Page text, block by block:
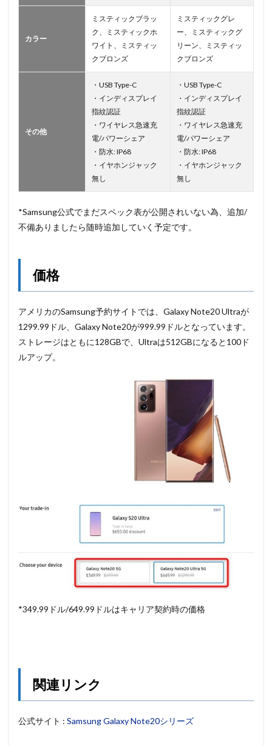
カラー
ミスティックブラッ
ク、ミスティックホ
ワイト、ミスティッ
クブロンズ
ミスティックグレ
ー、ミスティックグ
リーン、ミスティッ
クブロンズ
その他
・USB Type-C
・インディスプレイ
指紋認証
・ワイヤレス急速充
電/パワーシェア
・防水: IP68
・イヤホンジャック
無し
・USB Type-C
・インディスプレイ
指紋認証
・ワイヤレス急速充
電/パワーシェア
・防水: IP68
・イヤホンジャック
無し
*Samsung公式でまだスペック表が公開されいない為、追加/
不備ありましたら随時追加していく予定です。
価格
アメリカのSamsung予約サイトでは、Galaxy Note20 Ultraが
1299.99ドル、Galaxy Note20が999.99ドルとなっています。
ストレージはともに128GBで、Ultraは512GBになると100ド
ルアップ。
*349.99ドル/649.99ドルはキャリア契約時の価格
関連リンク
公式サイト : Samsung Galaxy Note20シリーズ